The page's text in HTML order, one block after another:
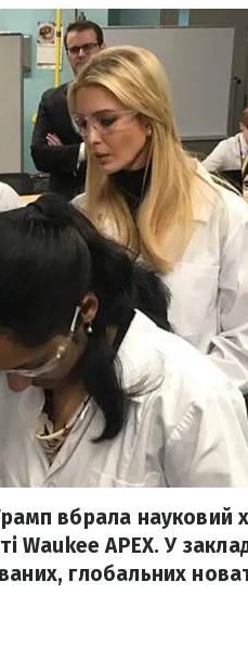
вбрала науковий
Waukee APEX. У
глобальних